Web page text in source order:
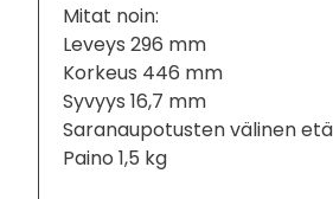
Mitat noin:
Leveys 296 mm
Korkeus 446 mm
Syvyys 16,7 mm
Saranaupotusten välinen
Paino 1,5 kg